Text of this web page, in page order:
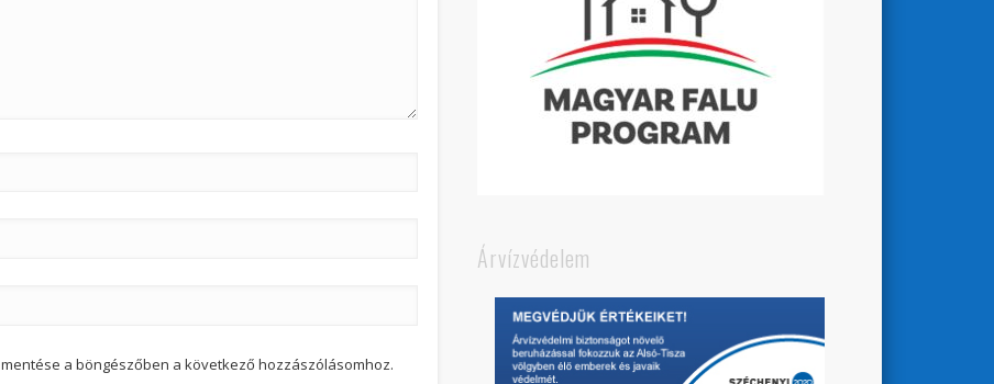
a böngészőben a következő hozzászólásomhoz.
Árvízvédelem